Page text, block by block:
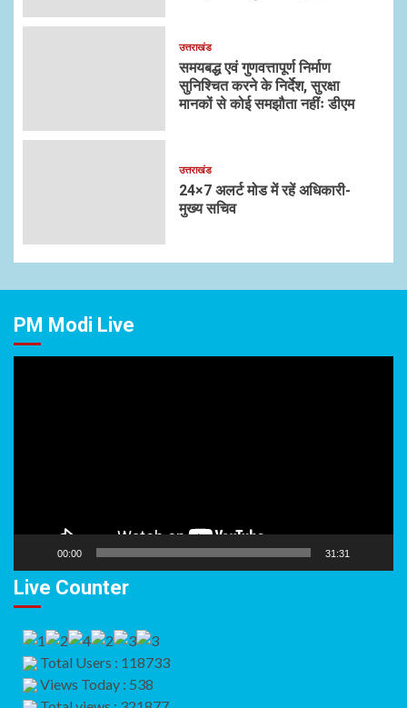
उत्तराखंड
समयबद्ध एवं गुणवत्तापूर्ण निर्माण
सुनिश्चित करने के निर्देश, सुरक्षा
मानकों से कोई समझौता नहींः डीएम
उत्तराखंड
24×7 अलर्ट मोड में रहें अधिकारी-
मुख्य सचिव
PM Modi Live
00:00 31:31
Live Counter
Total Users : 118733
Views Today : 538